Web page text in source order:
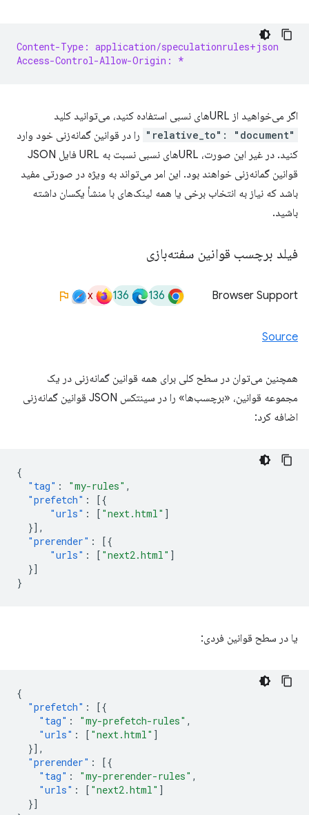
Content-Type: application/speculationrules+json
Access-Control-Allow-Origin: *
اگر می‌خواهید از URLهای نسبی استفاده کنید، می‌توانید کلید
"relative_to": "document"
را در قوانین گمانه‌زنی خود وارد
کنید. در غیر این صورت، URLهای نسبی نسبت به URL فایل JSON
قوانین گمانه‌زنی خواهند بود. این امر می‌تواند به ویژه در صورتی مفید
باشد که نیاز به انتخاب برخی یا همه لینک‌های با منشأ یکسان داشته
باشید.
فیلد برچسب قوانین سفته‌بازی
Browser Support
136
136
x
Source
همچنین می‌توان در سطح کلی برای همه قوانین گمانه‌زنی در یک
مجموعه قوانین، «برچسب‌ها» را در سینتکس JSON قوانین گمانه‌زنی
اضافه کرد:
{
"tag" : "my-rules" ,
"prefetch" :
[{
"urls" : [ "next.html" ]
}],
"prerender" :
[{
"urls" : [ "next2.html" ]
}]
}
یا در سطح قوانین فردی:
{
"prefetch" :
[{
"tag" : "my-prefetch-rules" ,
"urls" : [ "next.html" ]
}],
"prerender" :
[{
"tag" : "my-prerender-rules" ,
"urls" : [ "next2.html" ]
}]